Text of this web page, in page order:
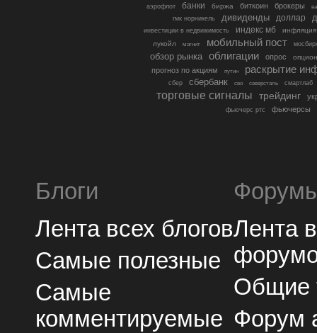
аэрофлот банки биржа биткоин брокеры
гмк норникель
дивиденды доллар
инвестиции в недвижимость индекс мб
инфляция
лукойл
магнит мобильный пост
обзор рынка облигации опрос
прогноз по акциям путин раскрытие
сбер сбербанк сво северсталь смартлаб
торговые сигналы трейдинг
фьючерс ртс фьючерсы
Блоги
Лента всех блогов
Самые полезные
Самые
комментируемые
Лента
Общие
Форум